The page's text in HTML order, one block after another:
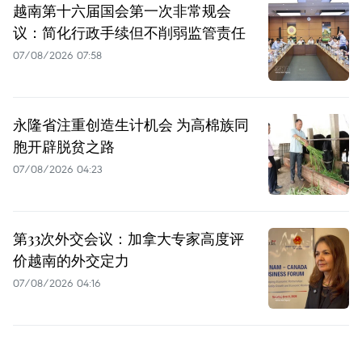
越南第十六届国会第一次非常规会
议：简化行政手续但不削弱监管责任
07/08/2026 07:58
永隆省注重创造生计机会 为高棉族同
胞开辟脱贫之路
07/08/2026 04:23
第33次外交会议：加拿大专家高度评
价越南的外交定力
07/08/2026 04:16